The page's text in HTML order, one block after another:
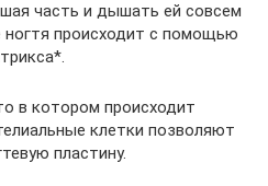
часть и дышать ей совсем
ногтя происходит с помощью
в котором происходит
клетки позволяют
пластину.